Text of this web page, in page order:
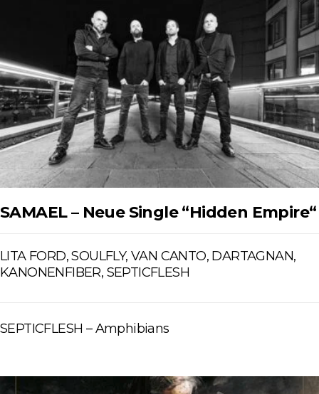
SAMAEL – Neue Single “Hidden Empire“
LITA FORD, SOULFLY, VAN CANTO, DARTAGNAN,
KANONENFIBER, SEPTICFLESH
SEPTICFLESH – Amphibians